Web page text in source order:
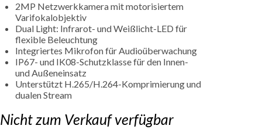
2MP Netzwerkkamera mit motorisiertem
Varifokalobjektiv
Dual Light: Infrarot- und Weißlicht-LED für
flexible Beleuchtung
Integriertes Mikrofon für Audioüberwachung
IP67- und IK08-Schutzklasse für den Innen-
und Außeneinsatz
Unterstützt H.265/H.264-Komprimierung und
dualen Stream
Nicht zum Verkauf verfügbar